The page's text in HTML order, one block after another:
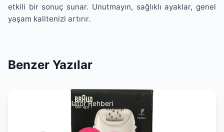
etkili bir sonuç sunar. Unutmayın, sağlıklı ayaklar, genel
yaşam kalitenizi artırır.
Benzer Yazılar
Epilasyon & Epilatör Rehberi